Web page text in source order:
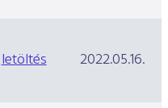
letöltés 2022.05.16.